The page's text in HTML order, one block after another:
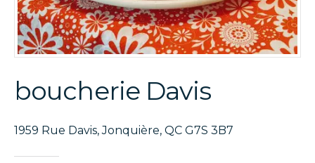
boucherie Davis
1959 Rue Davis, Jonquière, QC G7S 3B7